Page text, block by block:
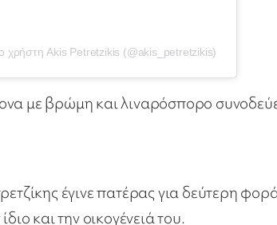
χρήστη Akis Petretzikis (@akis_petretzikis)
με βρώμη και λιναρόσπορο
έγινε πατέρας για δεύτερη
και την οικογένειά του.